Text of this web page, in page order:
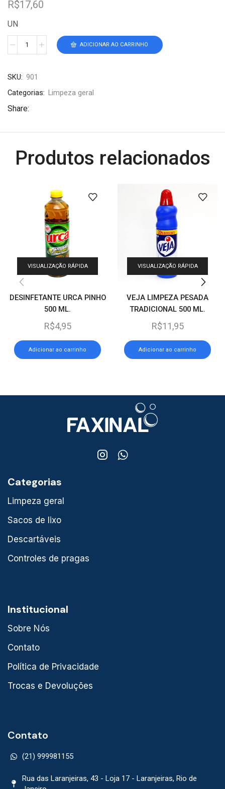
R$17,60
UN
ADICIONAR AO CARRINHO
SKU: 901
Categorias: Limpeza geral
Share:
Produtos relacionados
VISUALIZAÇÃO RÁPIDA
DESINFETANTE URCA PINHO
500 ML.
R$4,95
Adicionar ao carrinho
VISUALIZAÇÃO RÁPIDA
VEJA LIMPEZA PESADA
TRADICIONAL 500 ML.
R$11,95
Adicionar ao carrinho
Categorias
Limpeza geral
Sacos de lixo
Descartáveis
Controles de pragas
Institucional
Sobre Nós
Contato
Política de Privacidade
Trocas e Devoluções
Contato
(21) 999981155
Rua das Laranjeiras, 43 - Loja 17 - Laranjeiras, Rio de